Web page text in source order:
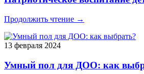
Продолжить чтение →
13 февраля 2024
Умный пол для ДОО: как